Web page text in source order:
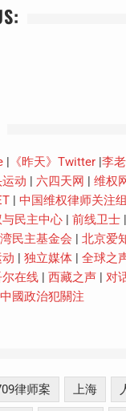
| 《昨天》Twitter|李
动 | 六四天网 | 维权
| 中国维权律师关注组
民主中心| 前线卫士|
民主基金会 | 北京爱
| 独立媒体| 全球之
在线| 西藏之声| 对
中國政治犯關注
律师案 上海